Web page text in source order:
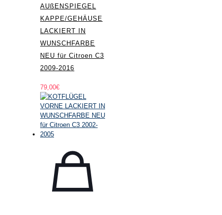
AUßENSPIEGEL
KAPPE/GEHÄUSE
LACKIERT IN
WUNSCHFARBE
NEU für Citroen C3
2009-2016
79,00€